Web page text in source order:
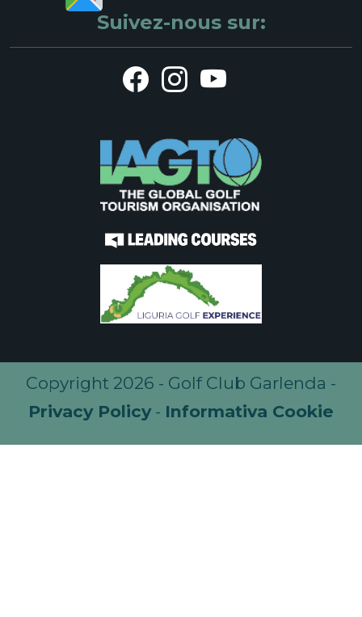
Suivez-nous sur:
Copyright 2026 - Golf Club Garlenda -
Privacy Policy- Informativa Cookie